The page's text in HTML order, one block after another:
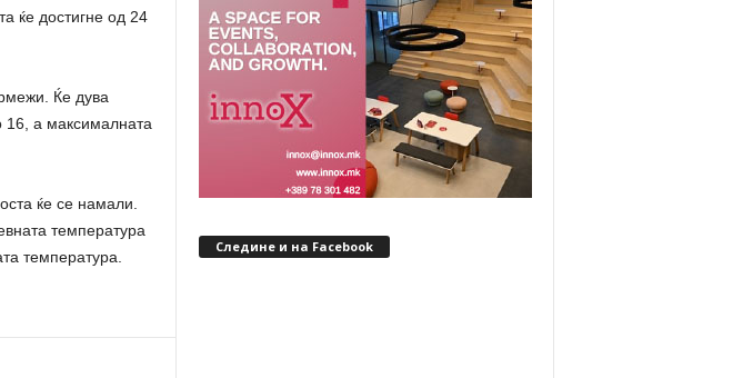
ќе достигне од 24
Ќе дува
16, а максималната
ќе се намали.
температура
температура.
Следине и на Facebook